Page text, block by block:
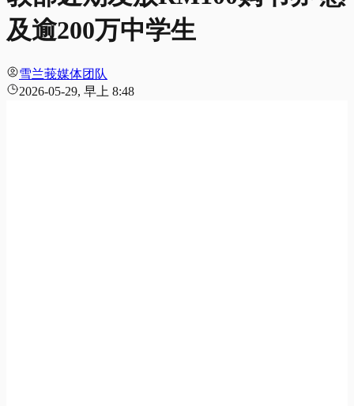
及逾200万中学生
雪兰莪媒体团队
2026-05-29, 早上 8:48